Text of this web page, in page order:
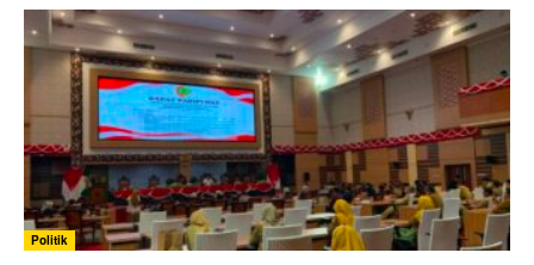
Politik